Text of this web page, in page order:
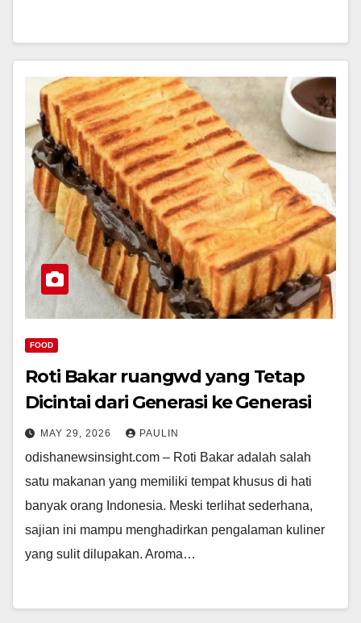
FOOD
Roti Bakar ruangwd yang Tetap
Dicintai dari Generasi ke Generasi
MAY 29, 2026 PAULIN
odishanewsinsight.com – Roti Bakar adalah salah
satu makanan yang memiliki tempat khusus di hati
banyak orang Indonesia. Meski terlihat sederhana,
sajian ini mampu menghadirkan pengalaman kuliner
yang sulit dilupakan. Aroma…